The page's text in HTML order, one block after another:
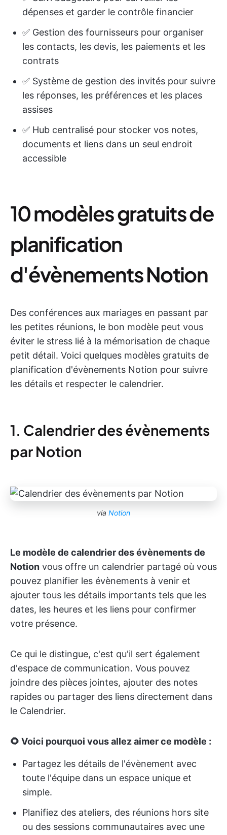
dépenses et garder le contrôle financier
✅ Gestion des fournisseurs pour organiser
les contacts, les devis, les paiements et les
contrats
✅ Système de gestion des invités pour suivre
les réponses, les préférences et les places
assises
✅ Hub centralisé pour stocker vos notes,
documents et liens dans un seul endroit
accessible
10 modèles gratuits de
planification
d'évènements Notion
Des conférences aux mariages en passant par
les petites réunions, le bon modèle peut vous
éviter le stress lié à la mémorisation de chaque
petit détail. Voici quelques modèles gratuits de
planification d'évènements Notion pour suivre
les détails et respecter le calendrier.
1. Calendrier des évènements
par Notion
via Notion
Le modèle de calendrier des évènements de
Notion vous offre un calendrier partagé où vous
pouvez planifier les évènements à venir et
ajouter tous les détails importants tels que les
dates, les heures et les liens pour confirmer
votre présence.
Ce qui le distingue, c'est qu'il sert également
d'espace de communication. Vous pouvez
joindre des pièces jointes, ajouter des notes
rapides ou partager des liens directement dans
le Calendrier.
🌻 Voici pourquoi vous allez aimer ce modèle :
Partagez les détails de l'évènement avec
toute l'équipe dans un espace unique et
simple.
Planifiez des ateliers, des réunions hors site
ou des sessions communautaires avec une